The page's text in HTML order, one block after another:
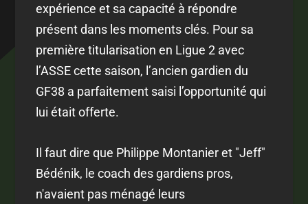
expérience et sa capacité à répondre
présent dans les moments clés. Pour sa
première titularisation en Ligue 2 avec
l’ASSE cette saison, l’ancien gardien du
GF38 a parfaitement saisi l’opportunité qui
lui était offerte.
Il faut dire que Philippe Montanier et "Jeff"
Bédénik, le coach des gardiens pros,
n'avaient pas ménagé leurs